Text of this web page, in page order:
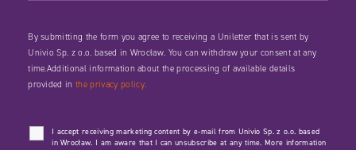
By submitting the form you agree to receiving a Uniletter that is sent by
Univio Sp. z o.o. based in Wrocław. You can withdraw your consent at any
time.Additional information about the processing of available details
provided inthe privacy policy.
I accept receiving marketing content by e-mail from Univio Sp. z o.o. based
in Wrocław. I am aware that I can unsubscribe at any time. More information